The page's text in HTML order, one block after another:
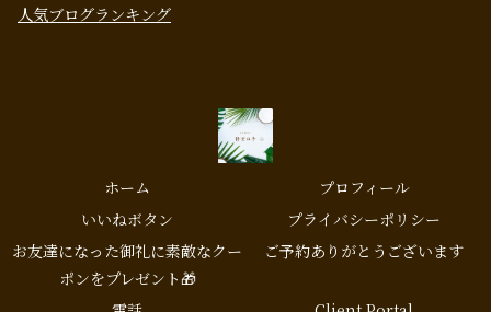
人気ブログランキング
ホーム
プロフィール
いいねボタン
プライバシーポリシー
お友達になった御礼に素敵なクー
ポンをプレゼント🎁
ご予約ありがとうございます